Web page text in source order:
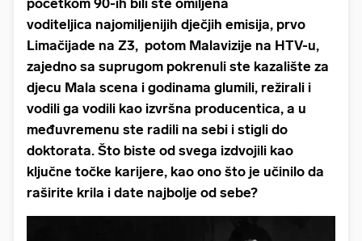
voditeljica najomiljenijih dječjih emisija, prvo
Limačijade na Z3, potom Malavizije na HTV-u,
zajedno sa suprugom pokrenuli ste kazalište za
djecu Mala scena i godinama glumili, režirali i
vodili ga vodili kao izvršna producentica, a u
međuvremenu ste radili na sebi i stigli do
doktorata. Što biste od svega izdvojili kao
ključne točke karijere, kao ono što je učinilo da
raširite krila i date najbolje od sebe?